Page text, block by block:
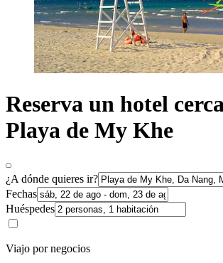
Reserva un hotel
Playa de My Khe
¿A dónde quieres ir?
Fechas
Huéspedes
Viajo por negocios